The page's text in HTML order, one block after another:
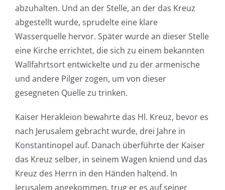
abzuhalten. Und an der Stelle, an der das Kreuz
abgestellt wurde, sprudelte eine klare
Wasserquelle hervor. Später wurde an dieser Stelle
eine Kirche errichtet, die sich zu einem bekannten
Wallfahrtsort entwickelte und zu der armenische
und andere Pilger zogen, um von dieser
gesegneten Quelle zu trinken.
Kaiser Herakleion bewahrte das Hl. Kreuz, bevor es
nach Jerusalem gebracht wurde, drei Jahre in
Konstantinopel auf. Danach überführte der Kaiser
das Kreuz selber, in seinem Wagen kniend und das
Kreuz des Herrn in den Händen haltend. In
Jerusalem angekommen, trug er es auf seiner